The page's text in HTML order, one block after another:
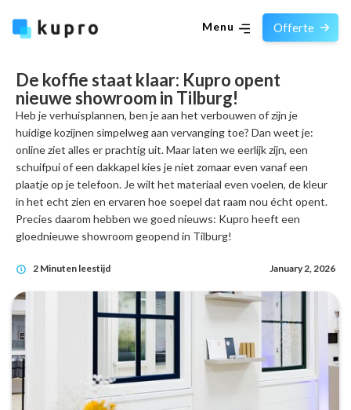
Menu Offerte
De koffie staat klaar: Kupro opent
nieuwe showroom in Tilburg!
Heb je verhuisplannen, ben je aan het verbouwen of zijn je
huidige kozijnen simpelweg aan vervanging toe? Dan weet je:
online ziet alles er prachtig uit. Maar laten we eerlijk zijn, een
schuifpui of een dakkapel kies je niet zomaar even vanaf een
plaatje op je telefoon. Je wilt het materiaal even voelen, de kleur
in het echt zien en ervaren hoe soepel dat raam nou écht opent.
Precies daarom hebben we goed nieuws: Kupro heeft een
gloednieuwe showroom geopend in Tilburg!
2 Minuten leestijd January 2, 2026